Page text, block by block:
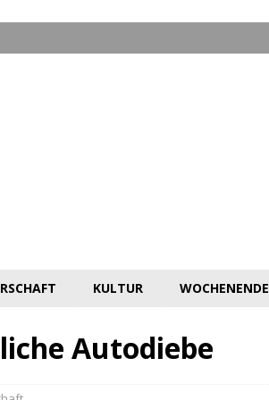
KULTUR WOCHENENDE
Autodiebe